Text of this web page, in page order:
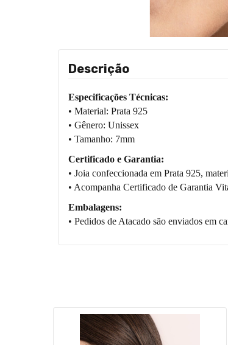
Descrição
Especificações Técnicas:
• Material: Prata 925
• Gênero: Unissex
• Tamanho: 7mm
Certificado e Garantia:
• Joia confeccionada em Prata 925,
• Acompanha Certificado de Garantia
Embalagens:
• Pedidos de Atacado são enviados em